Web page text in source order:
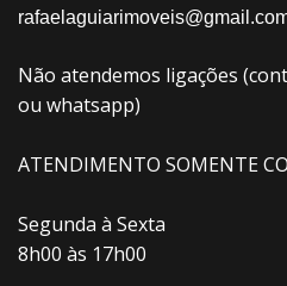
Não atendemos ligações
ou whatsapp)
ATENDIMENTO SOMENTE
Segunda à Sexta
8h00 às 17h00